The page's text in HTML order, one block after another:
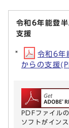
令和6年能登
支援
令和6年
からの支援
PDFファイル
ソフトがイン